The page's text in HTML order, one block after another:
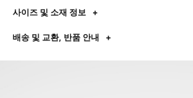
사이즈 및 소재 정보 +
배송 및 교환, 반품 안내 +